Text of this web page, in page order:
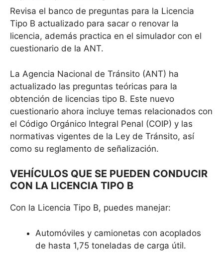
Revisa el banco de preguntas para la Licencia
Tipo B actualizado para sacar o renovar la
licencia, además practica en el simulador con el
cuestionario de la ANT.
La Agencia Nacional de Tránsito (ANT) ha
actualizado las preguntas teóricas para la
obtención de licencias tipo B. Este nuevo
cuestionario ahora incluye temas relacionados con
el Código Orgánico Integral Penal (COIP) y las
normativas vigentes de la Ley de Tránsito, así
como su reglamento de señalización.
VEHÍCULOS QUE SE PUEDEN CONDUCIR
CON LA LICENCIA TIPO B
Con la Licencia Tipo B, puedes manejar:
Automóviles y camionetas con acoplados
de hasta 1,75 toneladas de carga útil.